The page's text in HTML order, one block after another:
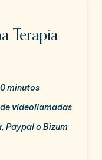
Terapia
minutos
videollamadas
Paypal o Bizum